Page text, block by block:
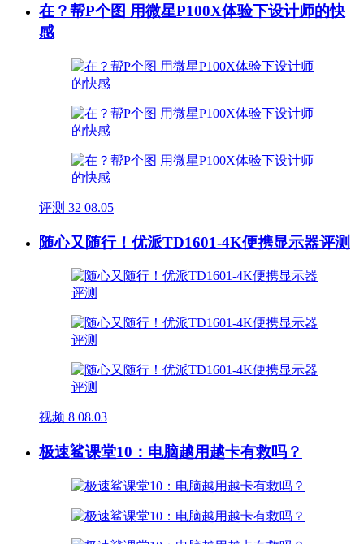
在？帮P个图 用微星P100X体验下设计师的快
感
评测 32 08.05
随心又随行！优派TD1601-4K便携显示器评测
视频 8 08.03
极速鲨课堂10：电脑越用越卡有救吗？